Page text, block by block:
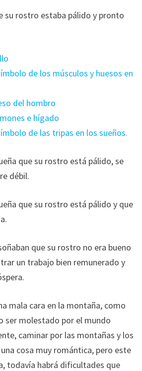
su rostro estaba pálido y pronto
de los músculos y huesos en
del hombro
e hígado
de las tripas en los sueños.
que su rostro está pálido, se
débil.
que su rostro está pálido y que
que su rostro no era bueno
un trabajo bien remunerado y
mala cara en la montaña, como
ser molestado por el mundo
caminar por las montañas y los
cosa muy romántica, pero este
todavía habrá dificultades que